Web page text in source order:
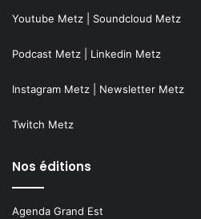
Youtube Metz Soundcloud Metz
Podcast Metz Linkedin Metz
Instagram Metz Newsletter Metz
Twitch Metz
Nos éditions
Agenda Grand Est